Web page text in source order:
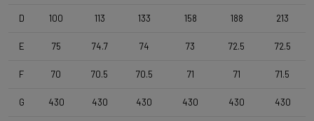
Cintre
Potence
D 100 113 133 158 188 213
E 75 74.7 74 73 72.5 72.5
F 70 70.5 70.5 71 71 71.5
G 430 430 430 430 430 430